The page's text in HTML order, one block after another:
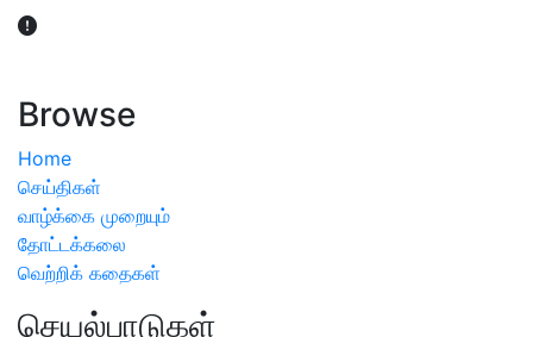
Browse
Home
செய்திகள்
வாழ்க்கை முறையும்
தோட்டக்கலை
வெற்றிக் கதைகள்
செயல்பாடுகள்